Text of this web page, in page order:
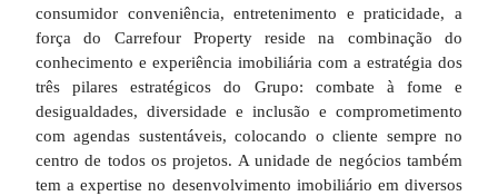
consumidor conveniência, entretenimento e praticidade, a
força do Carrefour Property reside na combinação do
conhecimento e experiência imobiliária com a estratégia dos
três pilares estratégicos do Grupo: combate à fome e
desigualdades, diversidade e inclusão e comprometimento
com agendas sustentáveis, colocando o cliente sempre no
centro de todos os projetos. A unidade de negócios também
tem a expertise no desenvolvimento imobiliário em diversos